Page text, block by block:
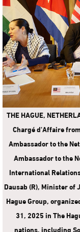
THE HAGUE,
Chargé d'Affaire
Ambassador to the
Ambassador to the
International
Dausab (R), Minister of
Hague Group,
31, 2025 in The